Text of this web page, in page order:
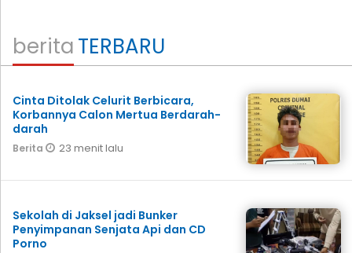
beritaTERBARU
Cinta Ditolak Celurit Berbicara,
Korbannya Calon Mertua Berdarah-
darah
Berita 23 menit lalu
Sekolah di Jaksel jadi Bunker
Penyimpanan Senjata Api dan CD
Porno